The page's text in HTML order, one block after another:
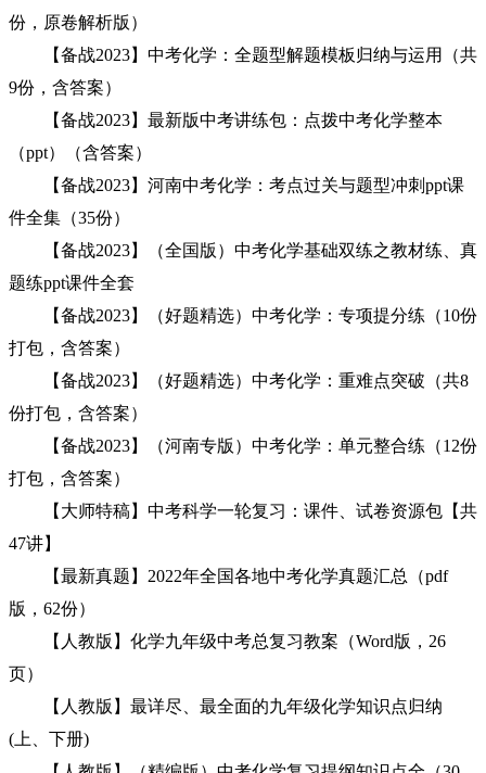
份，原卷解析版）
【备战2023】中考化学：全题型解题模板归纳与运用（共
9份，含答案）
【备战2023】最新版中考讲练包：点拨中考化学整本
（ppt）（含答案）
【备战2023】河南中考化学：考点过关与题型冲刺ppt课
件全集（35份）
【备战2023】（全国版）中考化学基础双练之教材练、真
题练ppt课件全套
【备战2023】（好题精选）中考化学：专项提分练（10份
打包，含答案）
【备战2023】（好题精选）中考化学：重难点突破（共8
份打包，含答案）
【备战2023】（河南专版）中考化学：单元整合练（12份
打包，含答案）
【大师特稿】中考科学一轮复习：课件、试卷资源包【共
47讲】
【最新真题】2022年全国各地中考化学真题汇总（pdf
版，62份）
【人教版】化学九年级中考总复习教案（Word版，26
页）
【人教版】最详尽、最全面的九年级化学知识点归纳
(上、下册)